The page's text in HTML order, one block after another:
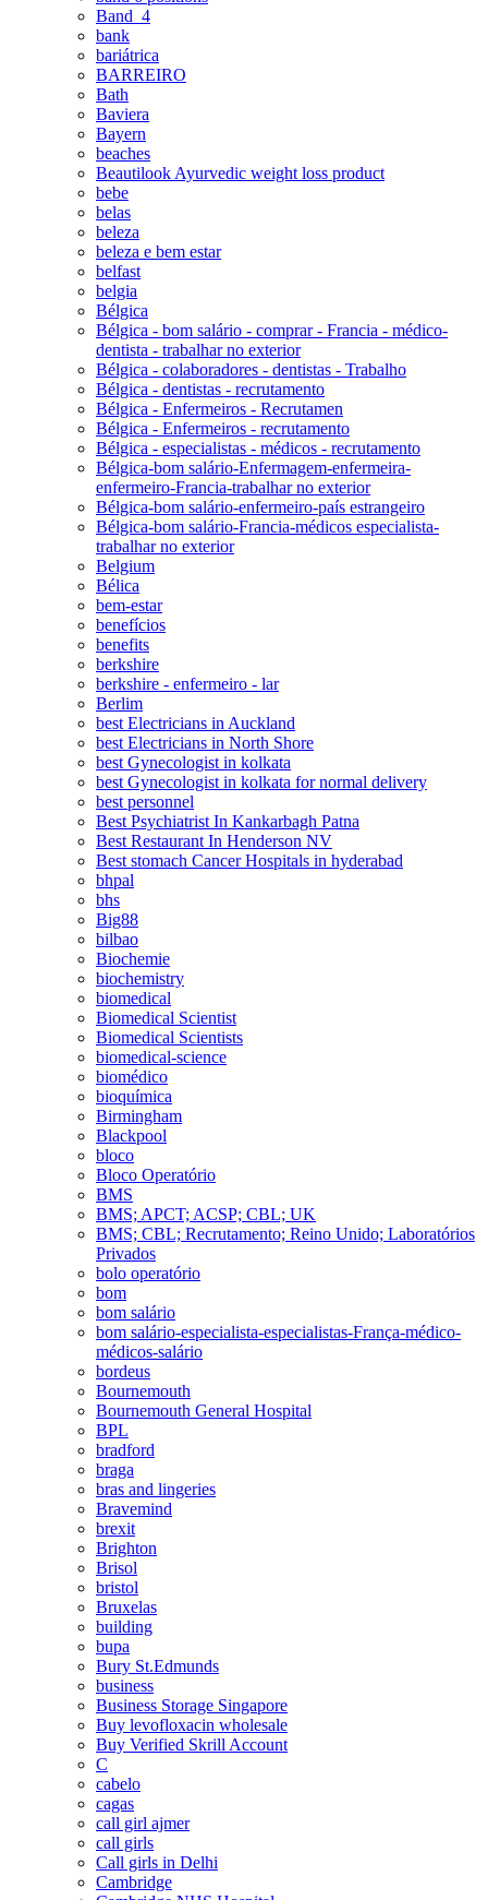
Band_4
bank
bariátrica
BARREIRO
Bath
Baviera
Bayern
beaches
Beautilook Ayurvedic weight loss product
bebe
belas
beleza
beleza e bem estar
belfast
belgia
Bélgica
Bélgica - bom salário - comprar - Francia - médico-
dentista - trabalhar no exterior
Bélgica - colaboradores - dentistas - Trabalho
Bélgica - dentistas - recrutamento
Bélgica - Enfermeiros - Recrutamen
Bélgica - Enfermeiros - recrutamento
Bélgica - especialistas - médicos - recrutamento
Bélgica-bom salário-Enfermagem-enfermeira-
enfermeiro-Francia-trabalhar no exterior
Bélgica-bom salário-enfermeiro-país estrangeiro
Bélgica-bom salário-Francia-médicos especialista-
trabalhar no exterior
Belgium
Bélica
bem-estar
benefícios
benefits
berkshire
berkshire - enfermeiro - lar
Berlim
best Electricians in Auckland
best Electricians in North Shore
best Gynecologist in kolkata
best Gynecologist in kolkata for normal delivery
best personnel
Best Psychiatrist In Kankarbagh Patna
Best Restaurant In Henderson NV
Best stomach Cancer Hospitals in hyderabad
bhpal
bhs
Big88
bilbao
Biochemie
biochemistry
biomedical
Biomedical Scientist
Biomedical Scientists
biomedical-science
biomédico
bioquímica
Birmingham
Blackpool
bloco
Bloco Operatório
BMS
BMS; APCT; ACSP; CBL; UK
BMS; CBL; Recrutamento; Reino Unido; Laboratórios
Privados
bolo operatório
bom
bom salário
bom salário-especialista-especialistas-França-médico-
médicos-salário
bordeus
Bournemouth
Bournemouth General Hospital
BPL
bradford
braga
bras and lingeries
Bravemind
brexit
Brighton
Brisol
bristol
Bruxelas
building
bupa
Bury St.Edmunds
business
Business Storage Singapore
Buy levofloxacin wholesale
Buy Verified Skrill Account
C
cabelo
cagas
call girl ajmer
call girls
Call girls in Delhi
Cambridge